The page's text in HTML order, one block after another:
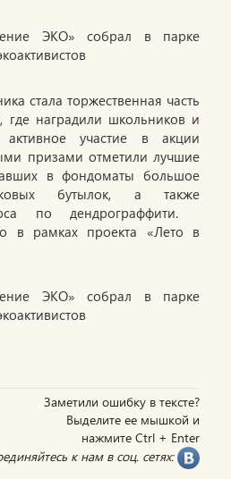
стала торжественная часть
где наградили школьников и
участие в акции
призами отметили лучшие
в фондоматы большое
бутылок, а также
по дендрограффити.
в рамках проекта «Лето в
Заметили ошибку в тексте?
Выделите ее мышкой и
нажмите Ctrl + Enter
к нам в соц. сетях: